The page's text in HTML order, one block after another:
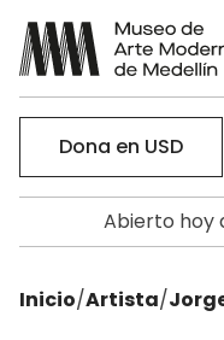
Dona en USD
Abierto hoy
Inicio/Artista/